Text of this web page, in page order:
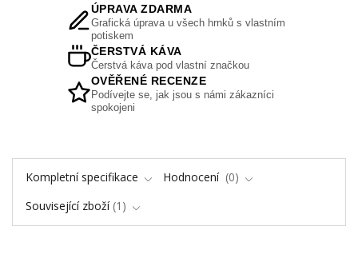
ÚPRAVA ZDARMA
Grafická úprava u všech hrnků s vlastním
potiskem
ČERSTVÁ KÁVA
Čerstvá káva pod vlastní značkou
OVĚŘENÉ RECENZE
Podívejte se, jak jsou s námi zákazníci
spokojeni
Kompletní specifikace Hodnocení
0
Související zboží 1